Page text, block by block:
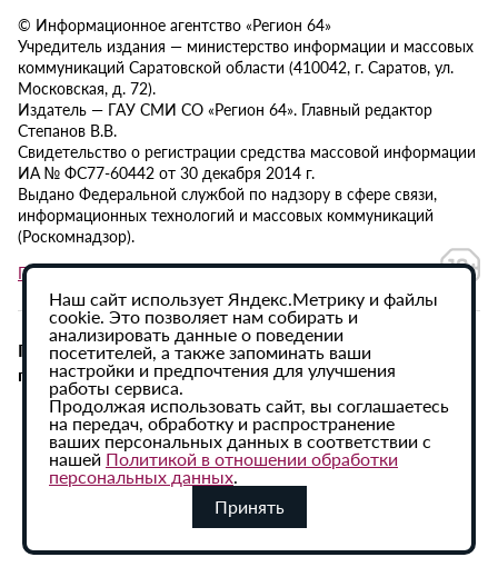
© Информационное агентство «Регион 64»
Учредитель издания — министерство информации и массовых
коммуникаций Саратовской области (410042, г. Саратов, ул.
Московская, д. 72).
Издатель — ГАУ СМИ СО «Регион 64». Главный редактор
Степанов В.В.
Свидетельство о регистрации средства массовой информации
ИА № ФС77-60442 от 30 декабря 2014 г.
Выдано Федеральной службой по надзору в сфере связи,
информационных технологий и массовых коммуникаций
(Роскомнадзор).
Политика в отношении обработки персональных данных
При использовании материалов сайта активная
гиперссылка на ИА «Регион 64» обязательна.
Наш сайт использует Яндекс.Метрику и файлы
cookie. Это позволяет нам собирать и
анализировать данные о поведении
посетителей, а также запоминать ваши
настройки и предпочтения для улучшения
работы сервиса.
Продолжая использовать сайт, вы соглашаетесь
на передач, обработку и распространение
ваших персональных данных в соответствии с
нашей Политикой в отношении обработки
персональных данных.
Принять